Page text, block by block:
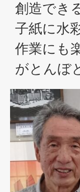
創造でき
子紙に水
作業にも
がとんぼ